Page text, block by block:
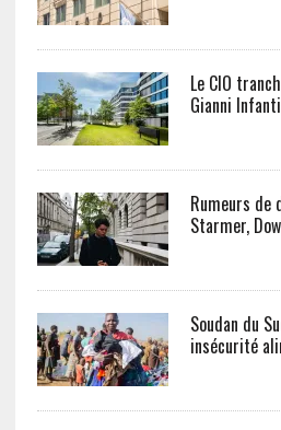
Le CIO
Gianni
Rumeurs de
Starmer,
Soudan du
insécurité